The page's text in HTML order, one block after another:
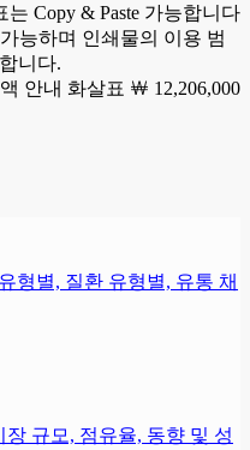
Copy & Paste 가능합니다
능하며 인쇄물의 이용 범
니다.
￦ 12,206,000
형별, 질환 유형별, 유통 채
규모, 점유율, 동향 및 성